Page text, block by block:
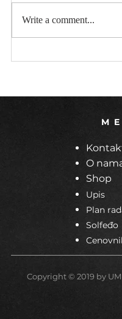
Write a comment...
M
O
Shop
Upis
Plan
Solfeđo
Copyright © 2019 by